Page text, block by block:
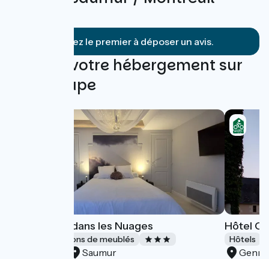
Soyez le premier à déposer un avis.
Trouvez votre hébergement sur
cette étape
Gîte la Tête dans les Nuages
Gîtes et locations de meublés
Saumur
Hôtel
Hôtels